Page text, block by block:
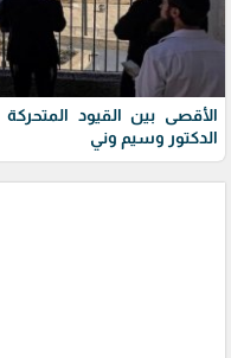
الأقصى بين القيود
الدكتور وسيم وني